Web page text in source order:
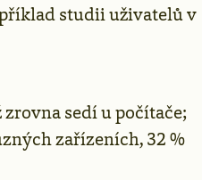
studii uživatelů v
sedí u počítače;
zařízeních, 32 %